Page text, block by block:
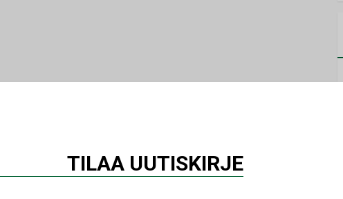
TILAA UUTISKIRJE